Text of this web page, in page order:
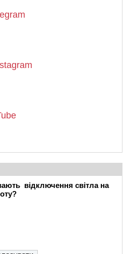
відключення світла на